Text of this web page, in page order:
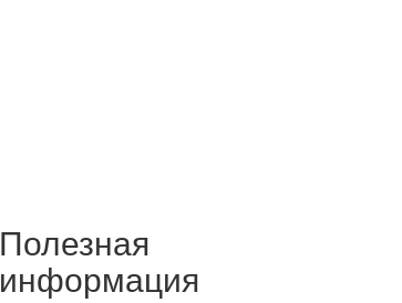
Полезная
информация